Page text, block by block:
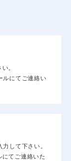
。
ルにてご連絡い
して下さい。
てご連絡いた